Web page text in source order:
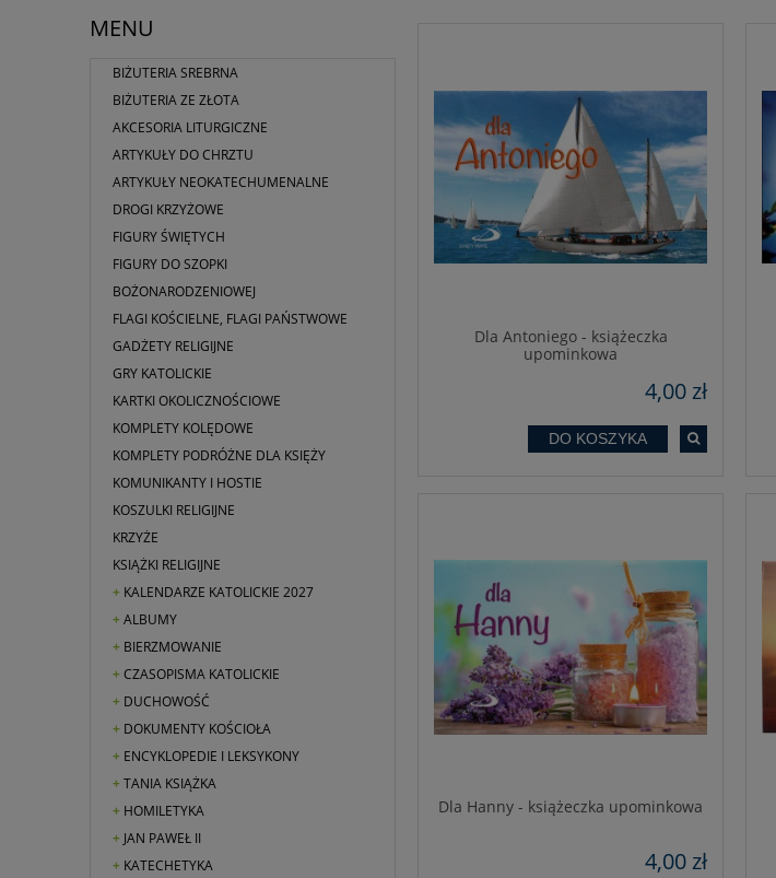
MENU
BIŻUTERIA SREBRNA
BIŻUTERIA ZE ZŁOTA
AKCESORIA LITURGICZNE
ARTYKUŁY DO CHRZTU
ARTYKUŁY NEOKATECHUMENALNE
DROGI KRZYŻOWE
FIGURY ŚWIĘTYCH
FIGURY DO SZOPKI
BOŻONARODZENIOWEJ
FLAGI KOŚCIELNE, FLAGI PAŃSTWOWE
GADŻETY RELIGIJNE
GRY KATOLICKIE
KARTKI OKOLICZNOŚCIOWE
KOMPLETY KOLĘDOWE
KOMPLETY PODRÓŻNE DLA KSIĘŻY
KOMUNIKANTY I HOSTIE
KOSZULKI RELIGIJNE
KRZYŻE
KSIĄŻKI RELIGIJNE
KALENDARZE KATOLICKIE 2027
ALBUMY
BIERZMOWANIE
CZASOPISMA KATOLICKIE
DUCHOWOŚĆ
DOKUMENTY KOŚCIOŁA
ENCYKLOPEDIE I LEKSYKONY
TANIA KSIĄŻKA
HOMILETYKA
JAN PAWEŁ II
KATECHETYKA
Dla Antoniego - książeczka
upominkowa
4,00 zł
DO KOSZYKA
Dla Hanny - książeczka upominkowa
4,00 zł